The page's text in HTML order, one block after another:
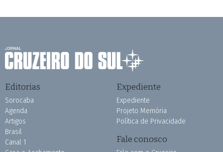
Editorias
Sorocaba
Agenda
Artigos
Brasil
Canal 1
Expediente
Expediente
Projeto Memória
Política de Privacidade
Fale conosco